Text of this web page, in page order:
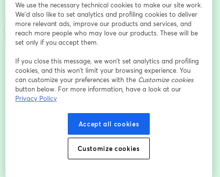
👉 "Growthletter: ¿cómo crecer tu newsletter sin tener
una audiencia previa?" con Héctor Pérez, Fundador de
Zumitow.
Te esperamos el día 8 de febrero a las 17h CEST.
Endereço de e-mail *
We use the necessary technical cookies to make our site work.
We'd also like to set analytics and profiling cookies to deliver
more relevant ads, improve our products and services, and
reach more people who may love our products. These will be
set only if you accept them.
If you close this message, we won’t set analytics and profiling
cookies, and this won’t limit your browsing experience. You
can customize your preferences with the Customize cookies
button below. For more information, have a look at our
Privacy Policy
Accept all cookies
Customize cookies